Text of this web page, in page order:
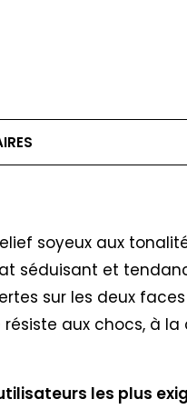
soyeux aux
séduisant et
sur les deux
aux chocs, à la
les plus